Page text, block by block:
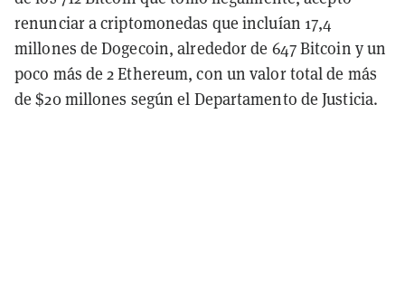
renunciar a criptomonedas que incluían 17,4
millones de Dogecoin, alrededor de 647 Bitcoin y un
poco más de 2 Ethereum, con un valor total de más
de $20 millones según el Departamento de Justicia.